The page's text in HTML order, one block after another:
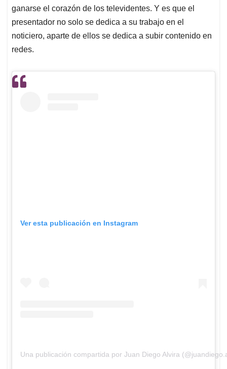
ganarse el corazón de los televidentes. Y es que el
presentador no solo se dedica a su trabajo en el
noticiero, aparte de ellos se dedica a subir contenido en
redes.
Ver esta publicación en Instagram
Una publicación compartida por Juan Diego Alvira